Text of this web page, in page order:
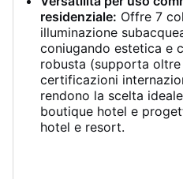
residenziale: Offre 7
illuminazione
coniugando estetica e
robusta (supporta
certificazioni
rendono la scelta
boutique hotel e
hotel e resort.